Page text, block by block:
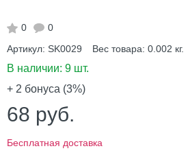
0
0
Артикул: SK0029 Вес товара: 0.002 кг.
В наличии: 9 шт.
+ 2 бонуса (3%)
68 руб.
Бесплатная доставка